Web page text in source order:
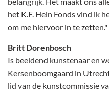
het K.F. Hein Fonds vind ik
om me hiervoor in te zetten."
Britt Dorenbosch
Is beeldend kunstenaar en
Kersenboomgaard in
lid van de kunstcommissie